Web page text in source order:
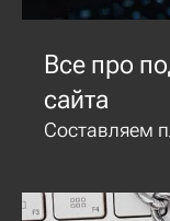
Все про
сайта
Составляем